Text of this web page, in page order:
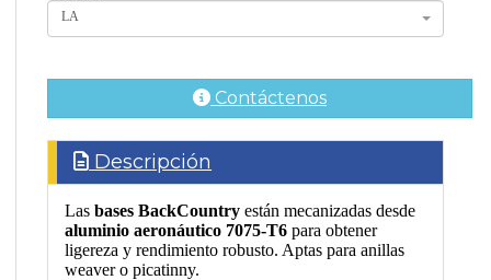
LA
Contáctenos
Descripción
Lasbases BackCountryestán mecanizadas desde
aluminio aeronáutico 7075-T6 para obtener
ligereza y rendimiento robusto. Aptas para anillas
weaver o picatinny.